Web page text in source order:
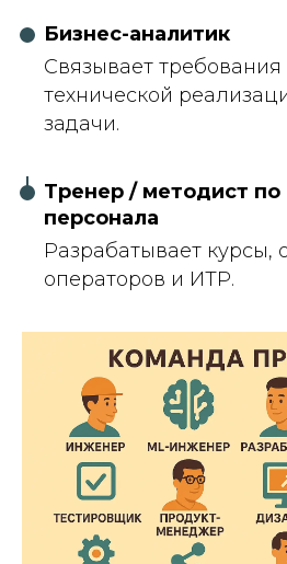
Бизнес-аналитик
Связывает требования
технической
задачи.
Тренер / методист
персонала
Разрабатывает курсы,
операторов и ИТР.